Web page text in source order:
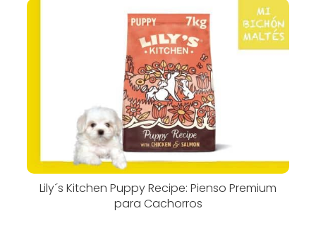
Lily´s Kitchen Puppy Recipe: Pienso Premium
para Cachorros